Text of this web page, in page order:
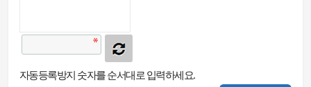
자동등록방지 숫자를 순서대로 입력하세요.